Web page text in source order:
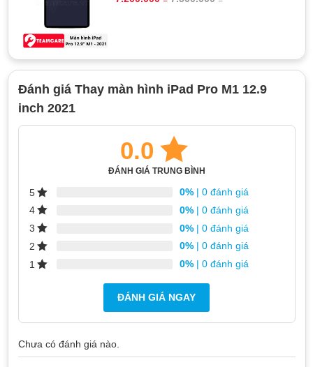
Đánh giá Thay màn hình iPad Pro M1 12.9
inch 2021
0.0
ĐÁNH GIÁ TRUNG BÌNH
5 0%| 0 đánh giá
4
0%| 0 đánh giá
3
0%| 0 đánh giá
2
0%| 0 đánh giá
1
0%| 0 đánh giá
ĐÁNH GIÁ NGAY
Chưa có đánh giá nào.